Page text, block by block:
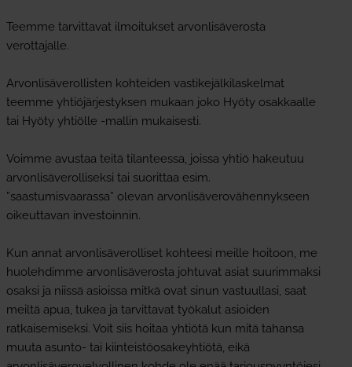
Teemme tarvittavat ilmoitukset arvonlisäverosta
verottajalle.
Arvonlisäverollisten kohteiden vastikejälkilaskelmat
teemme yhtiöjärjestyksen mukaan joko Hyöty osakkaalle
tai Hyöty yhtiölle -mallin mukaisesti.
Voimme avustaa teitä tilanteessa, joissa yhtiö hakeutuu
arvonlisäverolliseksi tai suorittaa esim.
”saastumisvaarassa” olevan arvonlisäverovähennykseen
oikeuttavan investoinnin.
Kun annat arvonlisäverolliset kohteesi meille hoitoon, me
huolehdimme arvonlisäverosta johtuvat asiat suurimmaksi
osaksi ja niissä asioissa mitkä ovat sinun vastuullasi, saat
meiltä apua, tukea ja tarvittavat työkalut asioiden
ratkaisemiseksi. Voit siis hoitaa yhtiötä kun mitä tahansa
muuta asunto- tai kiinteistöosakeyhtiötä, eikä